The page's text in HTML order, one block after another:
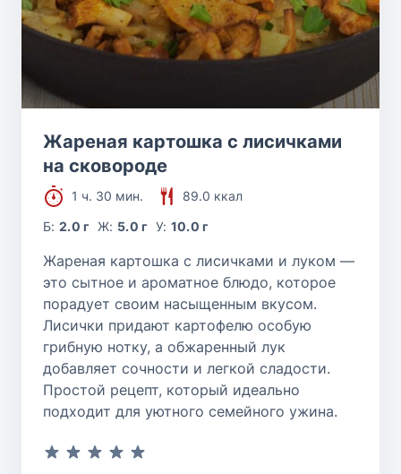
Жареная картошка с лисичками
на сковороде
1 ч. 30 мин.
89.0 ккал
Б:2.0 г Ж: 5.0 г У: 10.0 г
Жареная картошка с лисичками и луком —
это сытное и ароматное блюдо, которое
порадует своим насыщенным вкусом.
Лисички придают картофелю особую
грибную нотку, а обжаренный лук
добавляет сочности и легкой сладости.
Простой рецепт, который идеально
подходит для уютного семейного ужина.